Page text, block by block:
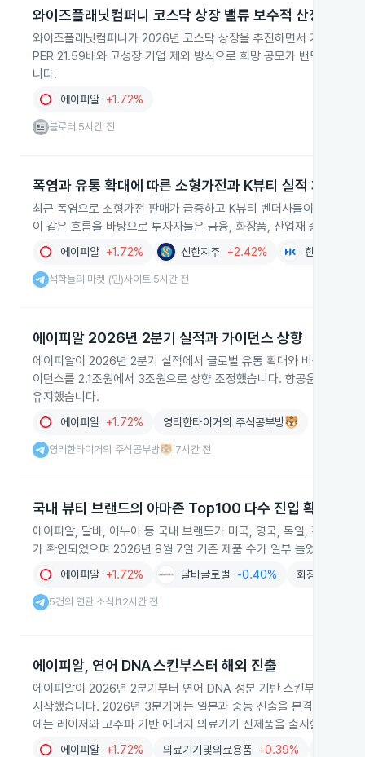
와이즈플래닛컴퍼니 코스닥 상장 밸류 보수적 산정
와이즈플래닛컴퍼니가 2026년 코스닥 상장을 추진하면서 기업가치
PER 21.59배와 고성장 기업 제외 방식으로 희망 공모가 밴드 1만~1
니다.
에이피알 +1.72%
블로터 5시간 전
폭염과 유통 확대에 따른 소형가전과 K뷰티 실적 개선
최근 폭염으로 소형가전 판매가 급증하고 K뷰티 벤더사들이 글로
이 같은 흐름을 바탕으로 투자자들은 금융, 화장품, 산업재 중심의 방
에이피알 +1.72% 신한지주 +2.42% 한국콜마
석학들의 마켓 (인)사이트 5시간 전
에이피알 2026년 2분기 실적과 가이던스 상향
에이피알이 2026년 2분기 실적에서 글로벌 유통 확대와 비용 구조
이던스를 2.1조원에서 3조원으로 상향 조정했습니다. 항공운송비는
유지했습니다.
에이피알 +1.72% 영리한타이거의 주식공부방🐯
영리한타이거의 주식공부방🐯 7시간 전
국내 뷰티 브랜드의 아마존 Top100 다수 진입 확인
에이피알, 달바, 아누아 등 국내 브랜드가 미국, 영국, 독일, 프랑스,
가 확인되었으며 2026년 8월 7일 기준 제품 수가 일부 늘었습니다.
에이피알 +1.72% 달바글로벌 -0.40% 화장품
5건의 연관 소식 12시간 전
에이피알, 연어 DNA 스킨부스터 해외 진출
에이피알이 2026년 2분기부터 연어 DNA 성분 기반 스킨부스터 의
시작했습니다. 2026년 3분기에는 일본과 중동 진출을 본격화하고 국
에는 레이저와 고주파 기반 에너지 의료기기 신제품을 출시할 계획입
에이피알 +1.72% 의료기기및의료용품 +0.39%